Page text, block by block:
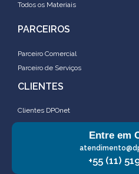
Todos os Materiais
PARCEIROS
Parceiro Comercial
Parceiro de Serviços
CLIENTES
Clientes DPOnet
Entre em
+55 (11)